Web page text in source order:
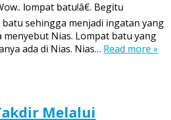
Gemilang
Si
Fahombo
Batu
lompat batu!â€. Begitu
sehingga menjadi ingatan yang
menyebut Nias. Lompat batu yang
ada di Nias. Nias… Read more »
Melalui